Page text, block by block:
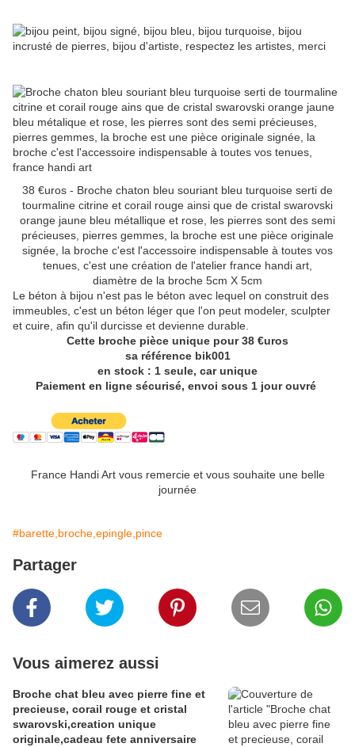
38 €uros - Broche chaton bleu souriant bleu turquoise serti de
tourmaline citrine et corail rouge ainsi que de cristal swarovski
orange jaune bleu métallique et rose, les pierres sont des semi
précieuses, pierres gemmes, la broche est une pièce originale
signée, la broche c'est l'accessoire indispensable à toutes vos
tenues, c'est une création de l'atelier france handi art,
diamètre de la broche 5cm X 5cm
Le béton à bijou n'est pas le béton avec lequel on construit des
immeubles, c'est un béton léger que l'on peut modeler, sculpter
et cuire, afin qu'il durcisse et devienne durable.
Cette broche pièce unique pour 38 €uros
sa référence bik001
en stock : 1 seule, car unique
Paiement en ligne sécurisé, envoi sous 1 jour ouvré
France Handi Art vous remercie et vous souhaite une belle
journée
#barette,broche,epingle,pince
Partager
Vous aimerez aussi
Broche chat bleu avec pierre fine et
precieuse, corail rouge et cristal
swarovski,creation unique
originale,cadeau fete anniversaire